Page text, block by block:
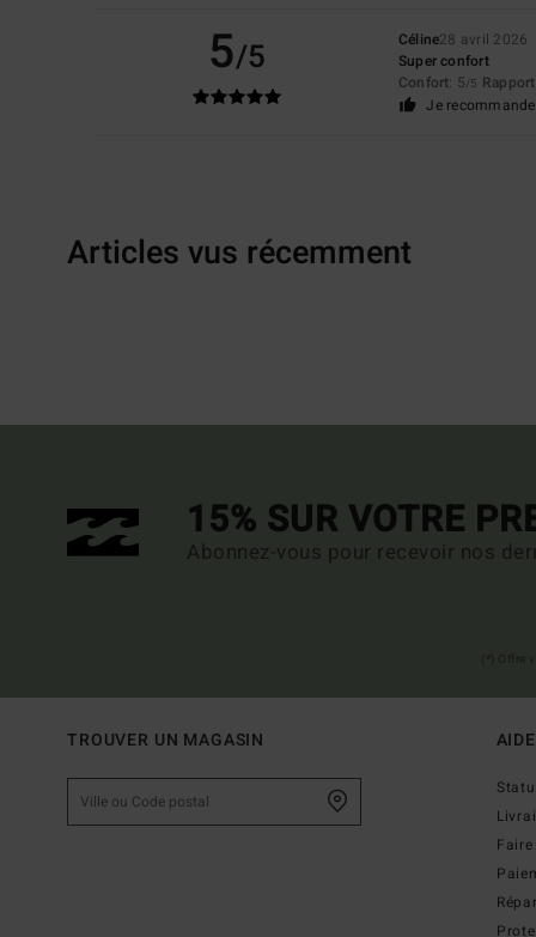
5/5 Céline28 avril 2026
Super confort
Confort: 5/5
Je
Articles vus récemment
15% SUR VOTRE
Abonnez-vous pour recevoir nos
TROUVER UN MAGASIN AIDE